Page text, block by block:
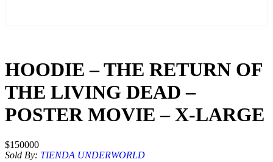
HOODIE – THE RETURN OF
THE LIVING DEAD –
POSTER MOVIE – X-LARGE
$150000
Sold By: TIENDA UNDERWORLD